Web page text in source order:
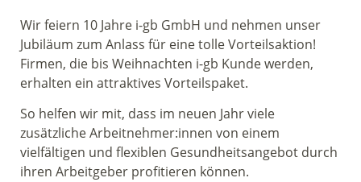
Wir feiern 10 Jahre i-gb GmbH und nehmen unser
Jubiläum zum Anlass für eine tolle Vorteilsaktion!
Firmen, die bis Weihnachten i-gb Kunde werden,
erhalten ein attraktives Vorteilspaket.
So helfen wir mit, dass im neuen Jahr viele
zusätzliche Arbeitnehmer:innen von einem
vielfältigen und flexiblen Gesundheitsangebot durch
ihren Arbeitgeber profitieren können.